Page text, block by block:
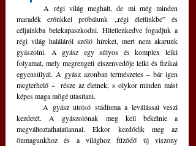
	A régi világ meghalt, de mi még minden
maradék erőnkkel próbálunk „régi életünkbe” és
céljainkba belekapaszkodni. Hitetlenkedve fogadjuk a
régi világ haláláról szóló híreket, mert nem akarunk
gyászolni. A gyász egy súlyos és komplex lelki
folyamat, mely megrengeti elszenvedője lelki és fizikai
egyensúlyát. A gyász azonban természetes – bár igen
megterhelő –  része az életnek, s olykor minden mást
képes maga mögé utasítani.
	A gyász utolsó stádiuma a leválással veszi
kezdetét. A gyászolónak meg kell békélnie a
megváltoztathatatlannal. Ekkor kezdődik meg az
önmagunkhoz és a világhoz fűződő új viszony